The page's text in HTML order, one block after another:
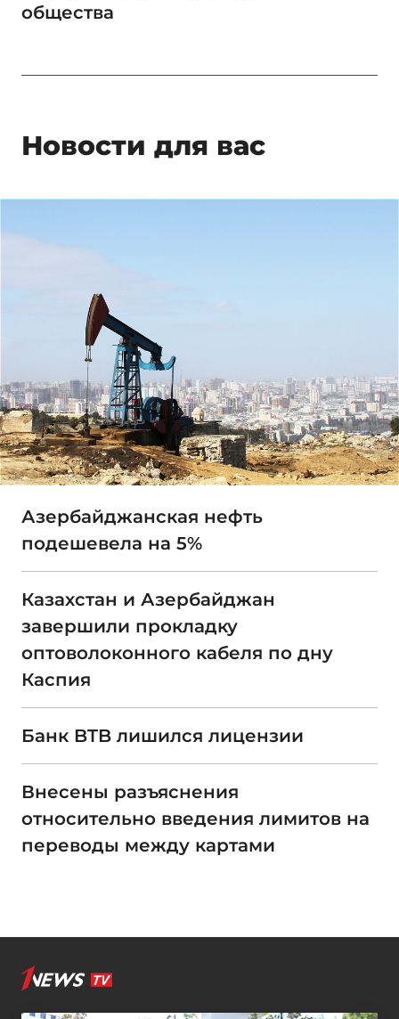
общества
Новости для вас
Азербайджанская нефть
подешевела на 5%
Казахстан и Азербайджан
завершили прокладку
оптоволоконного кабеля по дну
Каспия
Банк BTB лишился лицензии
Внесены разъяснения
относительно введения лимитов на
переводы между картами